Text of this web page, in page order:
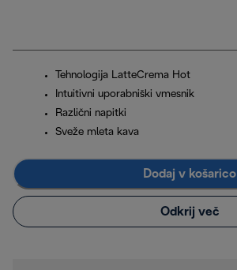
Tehnologija LatteCrema Hot
Intuitivni uporabniški vmesnik
Različni napitki
Sveže mleta kava
Dodaj v košarico
Odkrij več